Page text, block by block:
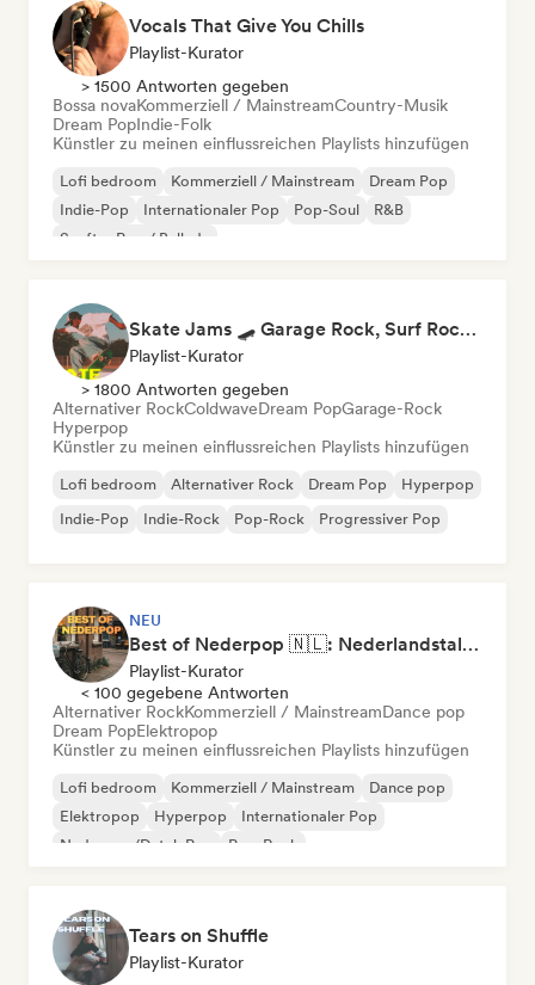
Vocals That Give You Chills
Playlist-Kurator
> 1500 Antworten gegeben
Bossa novaKommerziell / MainstreamCountry-Musik
Dream PopIndie-Folk
Künstler zu meinen einflussreichen Playlists hinzufügen
Lofi bedroom Kommerziell / Mainstream
Dream Pop
Indie-Pop
Internationaler Pop Pop-Soul
R&B
Sanfter Pop / Ballade
Skate Jams 🛹 Garage Rock, Surf Rock & Neo-Psych
Playlist-Kurator
> 1800 Antworten gegeben
Alternativer RockColdwaveDream PopGarage-Rock
Hyperpop
Künstler zu meinen einflussreichen Playlists hinzufügen
Lofi bedroom Alternativer Rock Dream Pop
Hyperpop
Indie-Pop
Indie-Rock Pop-Rock Progressiver Pop
NEU
Best of Nederpop 🇳🇱: Nederlandstalige Pop & Hollandse Hits
Playlist-Kurator
< 100 gegebene Antworten
Alternativer RockKommerziell / MainstreamDance pop
Dream PopElektropop
Künstler zu meinen einflussreichen Playlists hinzufügen
Lofi bedroom Kommerziell / Mainstream
Dance pop
Elektropop
Hyperpop
Internationaler Pop
Nederpop/Dutch Pop
Pop-Rock
Tears on Shuffle
Playlist-Kurator